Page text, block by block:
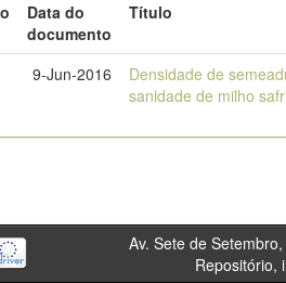
Data do
documento
Título
9-Jun-2016
Densidade de
sanidade de milho
Av. Sete de Setembro,
Repositório,